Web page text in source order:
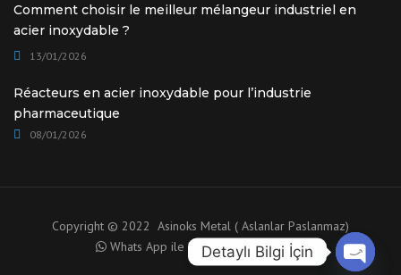
Comment choisir le meilleur mélangeur industriel en
acier inoxydable ?
13/01/2026
Réacteurs en acier inoxydable pour l’industrie
pharmaceutique
08/01/2026
Copyright © 2022 Asinoks Metal ( Aslanlar Paslanmaz)
Whats App ile Danışma için tıklayınız.
Detaylı Bilgi İçin